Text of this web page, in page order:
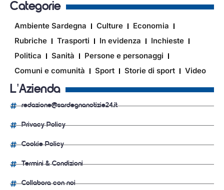
Categorie
Ambiente Sardegna Culture
Economia
Rubriche
Trasporti In evidenza
Inchieste
Politica
Sanità
Persone e personaggi
Comuni e comunità
Sport Storie di sport Video
L'Azienda
redazione@sardegnanotizie24.it
Privacy Policy
Cookie Policy
Termini & Condizioni
Collabora con noi